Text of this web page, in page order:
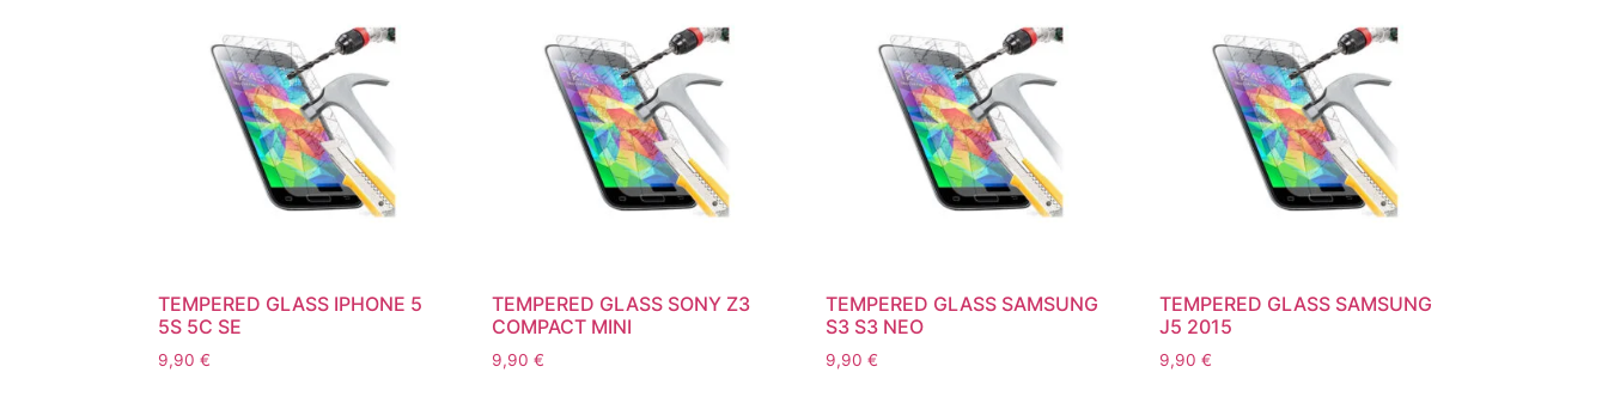
TEMPERED GLASS IPHONE 5
5S 5C SE
9,90 €
TEMPERED GLASS SONY Z3
COMPACT MINI
9,90€
TEMPERED GLASS SAMSUNG
S3 S3 NEO
9,90€
TEMPERED GLASS SAMSUNG
J5 2015
9,90€